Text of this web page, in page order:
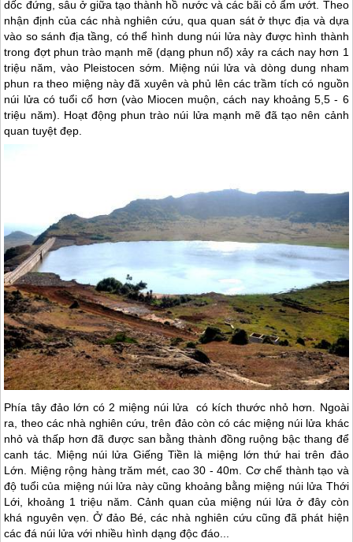
dốc đứng, sâu ở giữa tạo thành hồ nước và các bãi cỏ ẩm ướt. Theo
nhận định của các nhà nghiên cứu, qua quan sát ở thực địa và dựa
vào so sánh địa tầng, có thể hình dung núi lửa này được hình thành
trong đợt phun trào mạnh mẽ (dạng phun nổ) xảy ra cách nay hơn 1
triệu năm, vào Pleistocen sớm. Miệng núi lửa và dòng dung nham
phun ra theo miệng này đã xuyên và phủ lên các trầm tích có nguồn
núi lửa có tuổi cổ hơn (vào Miocen muộn, cách nay khoảng 5,5 - 6
triệu năm). Hoạt động phun trào núi lửa mạnh mẽ đã tạo nên cảnh
quan tuyệt đẹp.
Phía tây đảo lớn có 2 miệng núi lửa có kích thước nhỏ hơn. Ngoài
ra, theo các nhà nghiên cứu, trên đảo còn có các miệng núi lửa khác
nhỏ và thấp hơn đã được san bằng thành đồng ruộng bậc thang để
canh tác. Miệng núi lửa Giếng Tiền là miệng lớn thứ hai trên đảo
Lớn. Miệng rộng hàng trăm mét, cao 30 - 40m. Cơ chế thành tạo và
độ tuổi của miệng núi lửa này cũng khoảng bằng miệng núi lửa Thới
Lới, khoảng 1 triệu năm. Cảnh quan của miệng núi lửa ở đây còn
khá nguyên vẹn. Ở đảo Bé, các nhà nghiên cứu cũng đã phát hiện
các đá núi lửa với nhiều hình dạng độc đáo...